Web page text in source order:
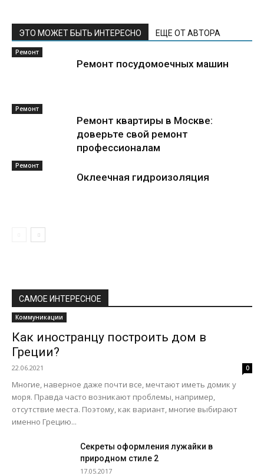
ЭТО МОЖЕТ БЫТЬ ИНТЕРЕСНО ЕЩЕ ОТ АВТОРА
Ремонт
Ремонт посудомоечных машин
Ремонт
Ремонт квартиры в Москве:
доверьте свой ремонт
профессионалам
Ремонт
Оклеечная гидроизоляция
САМОЕ ИНТЕРЕСНОЕ
Коммуникации
Как иностранцу построить дом в
Греции?
22.06.2021 0
Многие, наверное даже почти все, мечтают иметь домик у
моря. Правда часто возникают проблемы, например,
отсутствие места. Поэтому, как вариант, многие выбирают
именно Грецию...
Секреты оформления лужайки в
природном стиле 2
17.05.2017